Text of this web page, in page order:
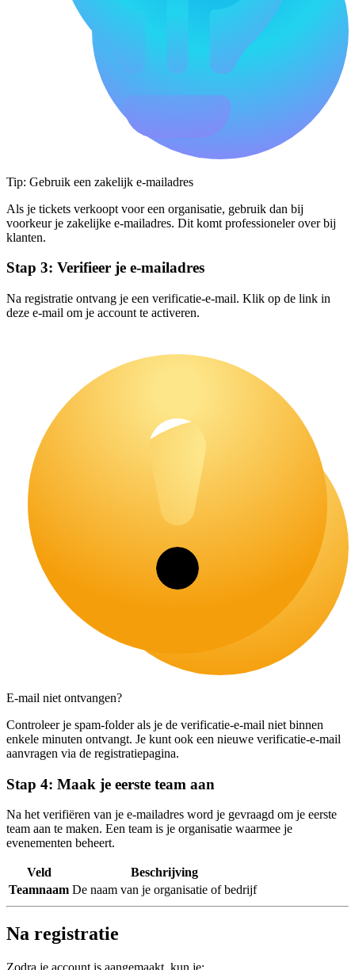
Tip: Gebruik een zakelijk e-mailadres
Als je tickets verkoopt voor een organisatie, gebruik dan bij
voorkeur je zakelijke e-mailadres. Dit komt professioneler over bij
klanten.
Stap 3: Verifieer je e-mailadres
Na registratie ontvang je een verificatie-e-mail. Klik op de link in
deze e-mail om je account te activeren.
E-mail niet ontvangen?
Controleer je spam-folder als je de verificatie-e-mail niet binnen
enkele minuten ontvangt. Je kunt ook een nieuwe verificatie-e-mail
aanvragen via de registratiepagina.
Stap 4: Maak je eerste team aan
Na het verifiëren van je e-mailadres word je gevraagd om je eerste
team aan te maken. Een team is je organisatie waarmee je
evenementen beheert.
Veld
Beschrijving
Teamnaam De naam van je organisatie of bedrijf
Na registratie